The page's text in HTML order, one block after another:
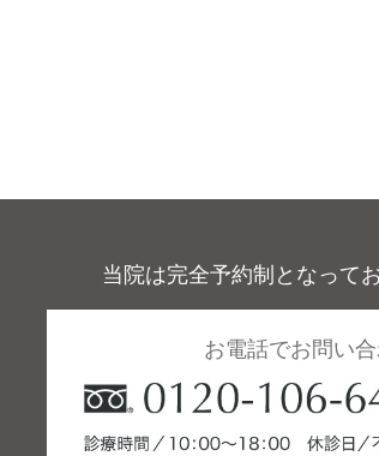
当院は完全予約制となって
お電話でお問い